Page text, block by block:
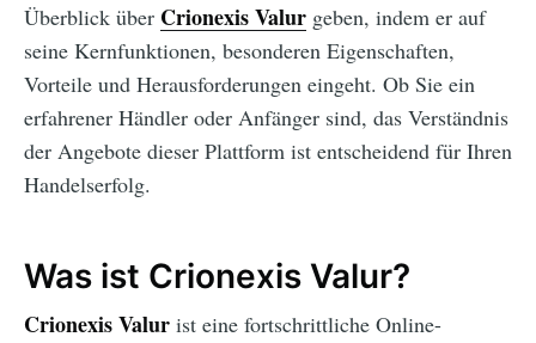
Überblick über Crionexis Valur geben, indem er auf
seine Kernfunktionen, besonderen Eigenschaften,
Vorteile und Herausforderungen eingeht. Ob Sie ein
erfahrener Händler oder Anfänger sind, das Verständnis
der Angebote dieser Plattform ist entscheidend für Ihren
Handelserfolg.
Was ist Crionexis Valur?
Crionexis Valur ist eine fortschrittliche Online-